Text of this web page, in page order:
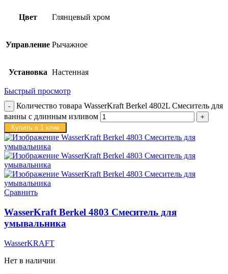
Цвет Глянцевый хром
Управление Рычажное
Установка Настенная
Быстрый просмотр
Количество товара WasserKraft Berkel 4802L Смеситель для
ванны с длинным изливом
Купить в 1 клик
Сравнить
WasserKraft Berkel 4803 Смеситель для
умывальника
WasserKRAFT
Нет в наличии